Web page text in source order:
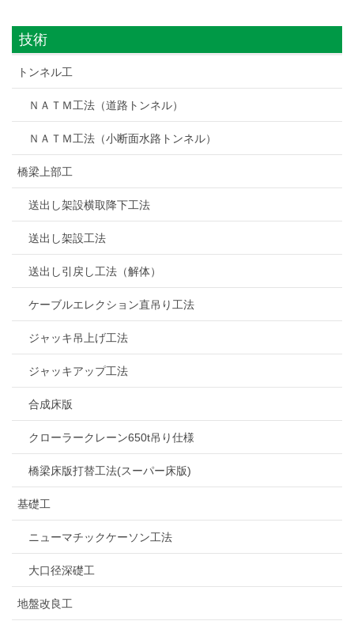
技術
トンネル工
ＮＡＴＭ工法（道路トンネル）
ＮＡＴＭ工法（小断面水路トンネル）
橋梁上部工
送出し架設横取降下工法
送出し架設工法
送出し引戻し工法（解体）
ケーブルエレクション直吊り工法
ジャッキ吊上げ工法
ジャッキアップ工法
合成床版
クローラークレーン650t吊り仕様
橋梁床版打替工法(スーパー床版)
基礎工
ニューマチックケーソン工法
大口径深礎工
地盤改良工